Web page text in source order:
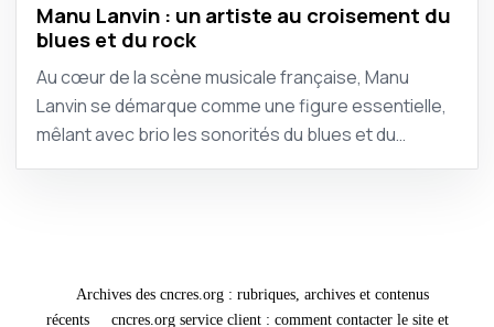
Manu Lanvin : un artiste au croisement du
blues et du rock
Au cœur de la scène musicale française, Manu
Lanvin se démarque comme une figure essentielle,
mêlant avec brio les sonorités du blues et du…
Archives des cncres.org : rubriques, archives et contenus
récents
cncres.org service client : comment contacter le site et